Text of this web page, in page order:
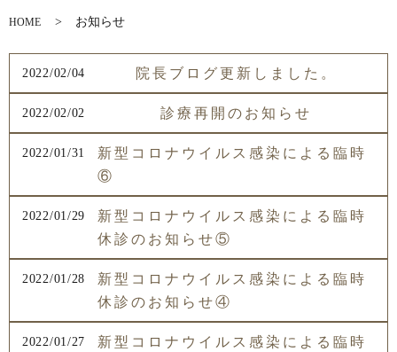
HOME お知らせ
2022/02/04 院長ブログ更新しました。
2022/02/02 診療再開のお知らせ
2022/01/31
新型コロナウイルス感染による臨時
⑥
2022/01/29
新型コロナウイルス感染による臨時
休診のお知らせ⑤
2022/01/28
新型コロナウイルス感染による臨時
休診のお知らせ④
2022/01/27
新型コロナウイルス感染による臨時